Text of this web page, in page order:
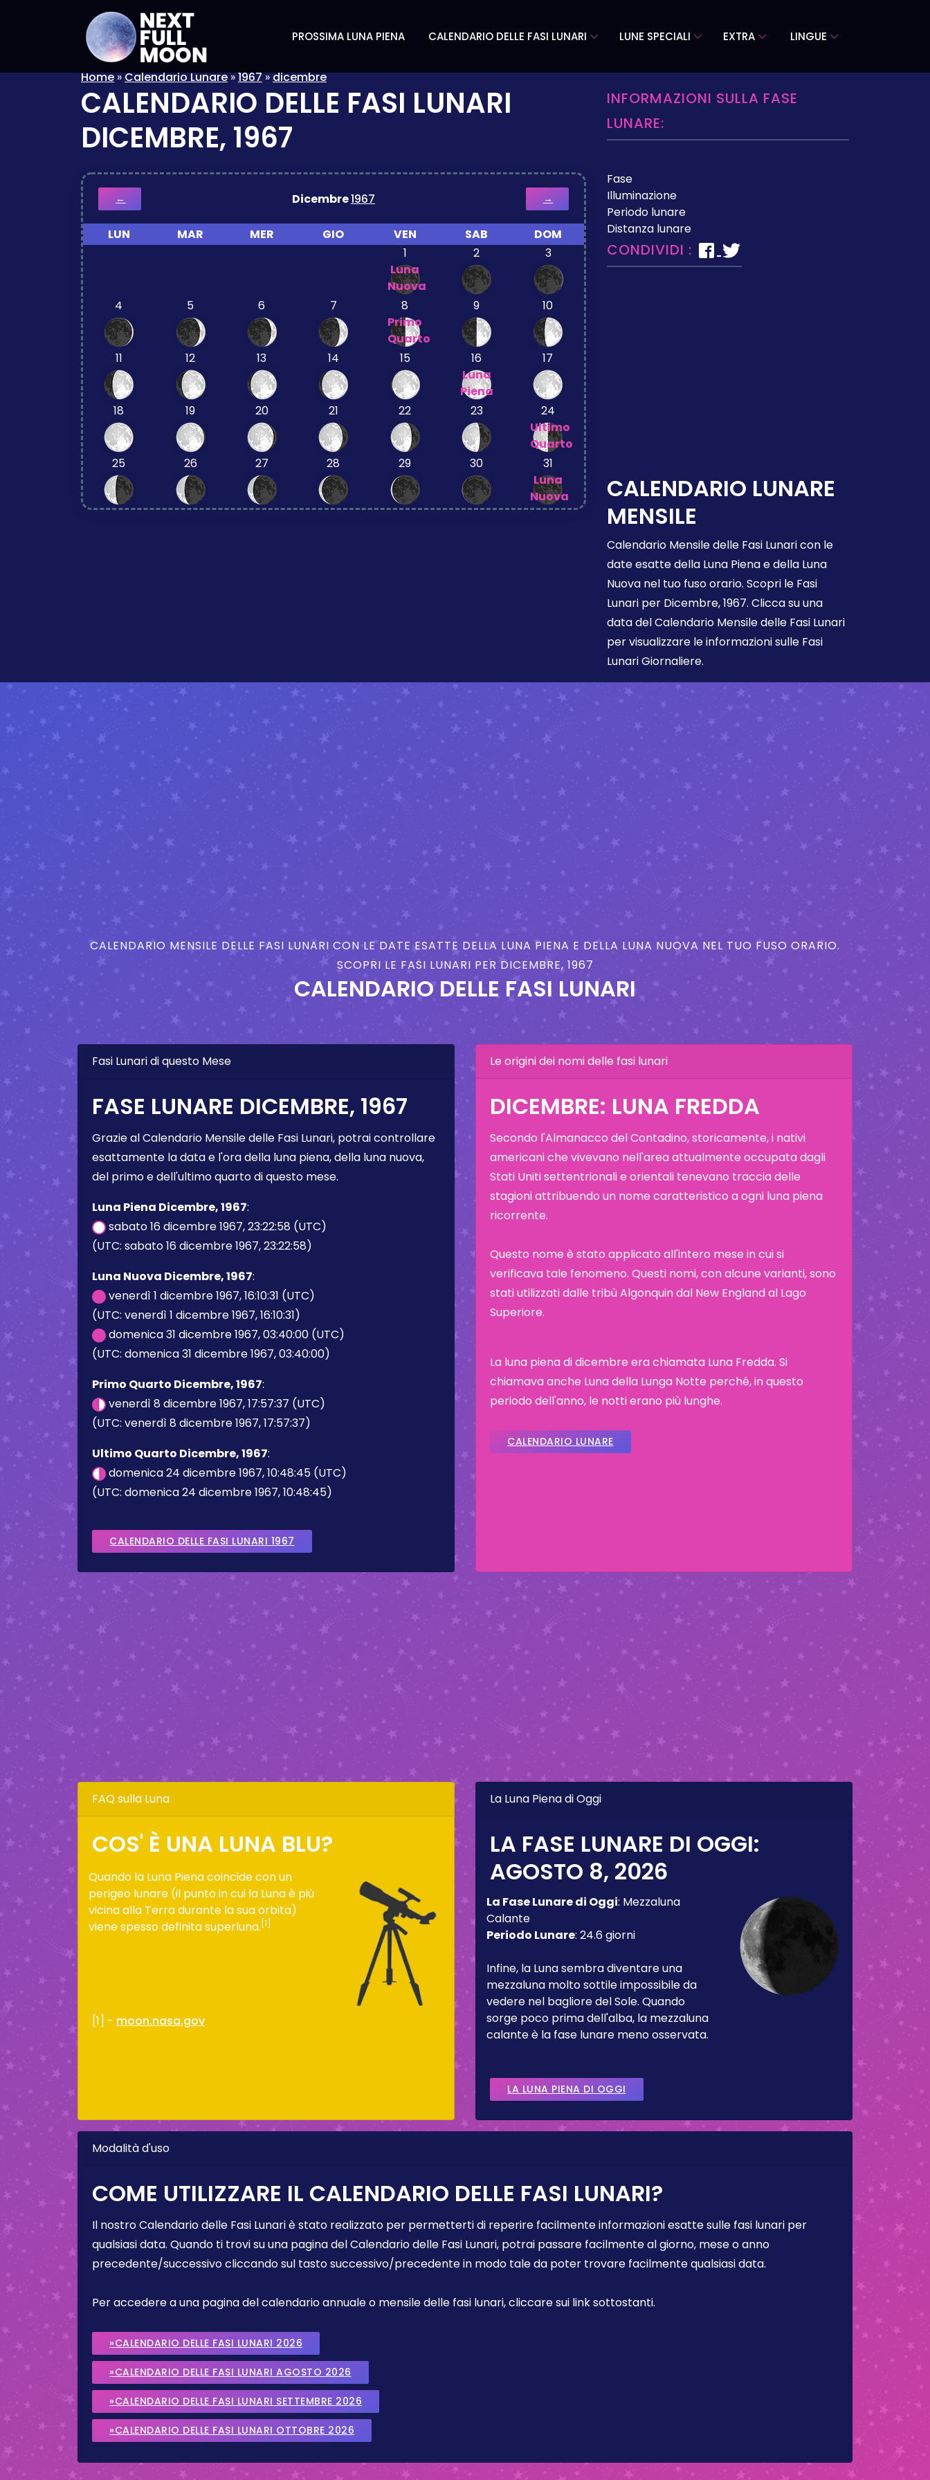
PROSSIMA LUNA PIENA CALENDARIO DELLE FASI LUNARI LUNE SPECIALI EXTRA LINGUE
Home»Calendario Lunare»1967»dicembre
CALENDARIO DELLE FASI LUNARI
DICEMBRE, 1967
← Dicembre1967 →
LUN MAR MER GIO VEN SAB
DOM
1
Luna
Nuova
2 3
4 5 6 7
8
Primo
Quarto
9 10
11 12 13 14 15
16
Luna
Piena
17
18 19 20 21 22 23
24
Ultimo
Quarto
25
26 27 28 29 30
31
Luna
Nuova
INFORMAZIONI SULLA FASE
LUNARE:
Fase
Illuminazione
Periodo lunare
Distanza lunare
CONDIVIDI :
CALENDARIO LUNARE
MENSILE
Calendario Mensile delle Fasi Lunari con le
date esatte della Luna Piena e della Luna
Nuova nel tuo fuso orario. Scopri le Fasi
Lunari per Dicembre, 1967. Clicca su una
data del Calendario Mensile delle Fasi Lunari
per visualizzare le informazioni sulle Fasi
Lunari Giornaliere.
CALENDARIO MENSILE DELLE FASI LUNARI CON LE DATE ESATTE DELLA LUNA PIENA E DELLA LUNA NUOVA NEL TUO FUSO ORARIO.
SCOPRI LE FASI LUNARI PER DICEMBRE, 1967
CALENDARIO DELLE FASI LUNARI
Fasi Lunari di questo Mese
FASE LUNARE DICEMBRE, 1967
Grazie al Calendario Mensile delle Fasi Lunari, potrai controllare
esattamente la data e l'ora della luna piena, della luna nuova,
del primo e dell'ultimo quarto di questo mese.
Luna Piena Dicembre, 1967:
sabato 16 dicembre 1967, 23:22:58 (UTC)
(UTC: sabato 16 dicembre 1967, 23:22:58)
Luna Nuova Dicembre, 1967:
venerdì 1 dicembre 1967, 16:10:31 (UTC)
(UTC: venerdì 1 dicembre 1967, 16:10:31)
domenica 31 dicembre 1967, 03:40:00 (UTC)
(UTC: domenica 31 dicembre 1967, 03:40:00)
Primo Quarto Dicembre, 1967:
venerdì 8 dicembre 1967, 17:57:37 (UTC)
(UTC: venerdì 8 dicembre 1967, 17:57:37)
Ultimo Quarto Dicembre, 1967:
domenica 24 dicembre 1967, 10:48:45 (UTC)
(UTC: domenica 24 dicembre 1967, 10:48:45)
CALENDARIO DELLE FASI LUNARI 1967
Le origini dei nomi delle fasi lunari
DICEMBRE: LUNA FREDDA
Secondo l'Almanacco del Contadino, storicamente, i nativi
americani che vivevano nell'area attualmente occupata dagli
Stati Uniti settentrionali e orientali tenevano traccia delle
stagioni attribuendo un nome caratteristico a ogni luna piena
ricorrente.
Questo nome è stato applicato all'intero mese in cui si
verificava tale fenomeno. Questi nomi, con alcune varianti, sono
stati utilizzati dalle tribù Algonquin dal New England al Lago
Superiore.
La luna piena di dicembre era chiamata Luna Fredda. Si
chiamava anche Luna della Lunga Notte perché, in questo
periodo dell'anno, le notti erano più lunghe.
CALENDARIO LUNARE
FAQ sulla Luna
COS' È UNA LUNA BLU?
Quando la Luna Piena coincide con un
perigeo lunare (il punto in cui la Luna è più
vicina alla Terra durante la sua orbita)
viene spesso definita superluna. [1]
[1] - moon.nasa.gov
La Luna Piena di Oggi
LA FASE LUNARE DI OGGI:
AGOSTO 8, 2026
La Fase Lunare di Oggi: Mezzaluna
Calante
Periodo Lunare: 24.6 giorni
Infine, la Luna sembra diventare una
mezzaluna molto sottile impossibile da
vedere nel bagliore del Sole. Quando
sorge poco prima dell'alba, la mezzaluna
calante è la fase lunare meno osservata.
LA LUNA PIENA DI OGGI
Modalità d'uso
COME UTILIZZARE IL CALENDARIO DELLE FASI LUNARI?
Il nostro Calendario delle Fasi Lunari è stato realizzato per permetterti di reperire facilmente informazioni esatte sulle fasi lunari per
qualsiasi data. Quando ti trovi su una pagina del Calendario delle Fasi Lunari, potrai passare facilmente al giorno, mese o anno
precedente/successivo cliccando sul tasto successivo/precedente in modo tale da poter trovare facilmente qualsiasi data.
Per accedere a una pagina del calendario annuale o mensile delle fasi lunari, cliccare sui link sottostanti.
»CALENDARIO DELLE FASI LUNARI 2026
»CALENDARIO DELLE FASI LUNARI AGOSTO 2026
»CALENDARIO DELLE FASI LUNARI SETTEMBRE 2026
»CALENDARIO DELLE FASI LUNARI OTTOBRE 2026